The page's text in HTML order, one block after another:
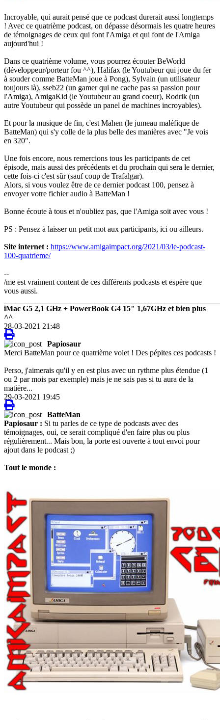
Incroyable, qui aurait pensé que ce podcast durerait aussi longtemps
! Avec ce quatrième podcast, on dépasse désormais les quatre heures
de témoignages de ceux qui font l'Amiga et qui font de l'Amiga
aujourd'hui !
Dans ce quatrième volume, vous pourrez écouter BeWorld
(développeur/porteur fou ^^), Halifax (le Youtubeur qui joue du fer
à souder comme BatteMan joue à Pong), Sylvain (un utilisateur
toujours là), sseb22 (un gamer qui ne cache pas sa passion pour
l'Amiga), AmigaKid (le Youtubeur au grand coeur), Rodrik (un
autre Youtubeur qui possède un panel de machines incroyables).
Et pour la musique de fin, c'est Mahen (le jumeau maléfique de
BatteMan) qui s'y colle de la plus belle des manières avec "Je vois
en 320".
Une fois encore, nous remercions tous les participants de cet
épisode, mais aussi des précédents et du prochain qui sera le dernier,
cette fois-ci c'est sûr (sauf coup de Trafalgar).
Alors, si vous voulez être de ce dernier podcast 100, pensez à
envoyer votre fichier audio à BatteMan !
Bonne écoute à tous et n'oubliez pas, que l'Amiga soit avec vous !
PS : Pensez à laisser un petit mot aux participants, ici ou ailleurs.
Site internet : https://www.amigaimpact.org/2021/03/le-podcast-
100-quatrieme/
--
/me est vraiment content de ces différents podcasts et espère que
vous aussi.
iMac G5 2,1 GHz + PowerBook G4 15" 1,67GHz et bien plus
^^
28-03-2021 21:48
Papiosaur
Merci BatteMan pour ce quatrième volet ! Des pépites ces podcasts !
Perso, j'aimerais qu'il y en est plus avec un rythme plus étendue (1
ou 2 par mois par exemple) mais je ne sais pas si tu aura de la
matière...
29-03-2021 19:45
BatteMan
Papiosaur : Si tu parles de ce type de podcasts avec des
témoignages, oui, ce serait compliqué d'en faire plus ou plus
régulièrement... Mais bon, la porte est ouverte à tout envoi pour
ajout dans le podcast ;)
Tout le monde :